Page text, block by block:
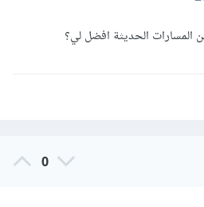
المسارات الحديثة افضل لي؟
0